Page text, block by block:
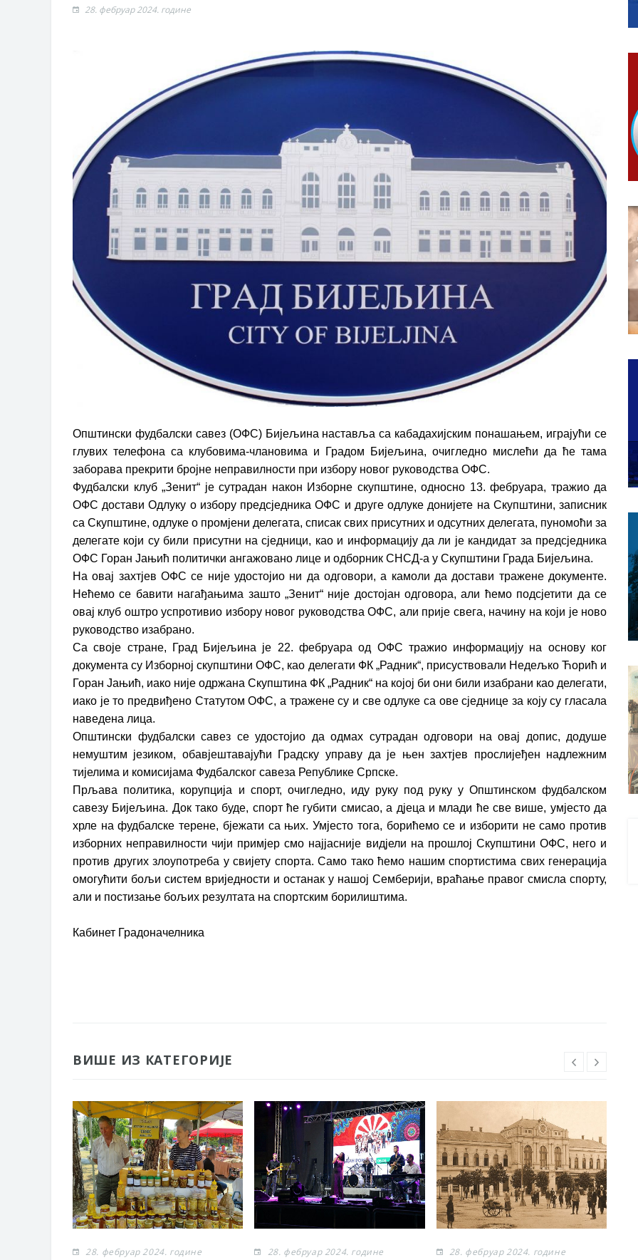
Обрасци захтјева за регресирано гориво доступни од 13. марта до 15. новембра
Обавјештење за предузетника - Вера Ујић
28. фебруар 2024. године
Oпштински фудбалски савез (ОФС) Бијељина наставља са кабадахијским понашањем, играјући се
глувих телефона са клубовима-члановима и Градом Бијељина, очигледно мислећи да ће тама
заборава прекрити бројне неправилности при избору новог руководства ОФС.
Фудбалски клуб „Зенит“ је сутрадан након Изборне скупштине, односно 13. фебруара, тражио да
ОФС достави Одлуку о избору предсједника ОФС и друге одлуке донијете на Скупштини, записник
са Скупштине, одлуке о промјени делегата, списак свих присутних и одсутних делегата, пуномоћи за
делегате који су били присутни на сједници, као и информацију да ли је кандидат за предсједника
ОФС Горан Јањић политички ангажовано лице и одборник СНСД-а у Скупштини Града Бијељина.
На овај захтјев ОФС се није удостојио ни да одговори, а камоли да достави тражене документе.
Нећемо се бавити нагађањима зашто „Зенит“ није достојан одговора, али ћемо подсјетити да се
овај клуб оштро успротивио избору новог руководства ОФС, али прије свега, начину на који је ново
руководство изабрано.
Са своје стране, Град Бијељина је 22. фебруара од ОФС тражио информацију на основу ког
документа су Изборној скупштини ОФС, као делегати ФК „Радник“, присуствовали Недељко Ћорић и
Горан Јањић, иако није одржана Скупштина ФК „Радник“ на којој би они били изабрани као делегати,
иако је то предвиђено Статутом ОФС, а тражене су и све одлуке са ове сједнице за коју су гласала
наведена лица.
Општински фудбалски савез се удостојио да одмах сутрадан одговори на овај допис, додуше
немуштим језиком, обавјештавајући Градску управу да је њен захтјев прослијеђен надлежним
тијелима и комисијама Фудбалског савеза Републике Српске.
Прљава политика, корупција и спорт, очигледно, иду руку под руку у Општинском фудбалском
савезу Бијељина. Док тако буде, спорт ће губити смисао, а дјеца и млади ће све више, умјесто да
хрле на фудбалске терене, бјежати са њих. Умјесто тога, борићемо се и изборити не само против
изборних неправилности чији примјер смо најјасније видјели на прошлој Скупштини ОФС, него и
против других злоупотреба у свијету спорта. Само тако ћемо нашим спортистима свих генерација
омогућити бољи систем вриједности и останак у нашој Семберији, враћање правог смисла спорту,
али и постизање бољих резултата на спортским борилиштима.
Кабинет Градоначелника
ВИШЕ ИЗ КАТЕГОРИЈЕ
28. фебруар 2024. године 28. фебруар 2024. године 28. фебруар 2024. године